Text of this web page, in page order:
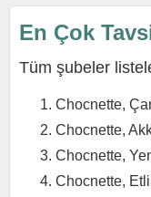
En Çok
Tüm şubeler
Chocnette,
Chocnette,
Chocnette,
Chocnette,